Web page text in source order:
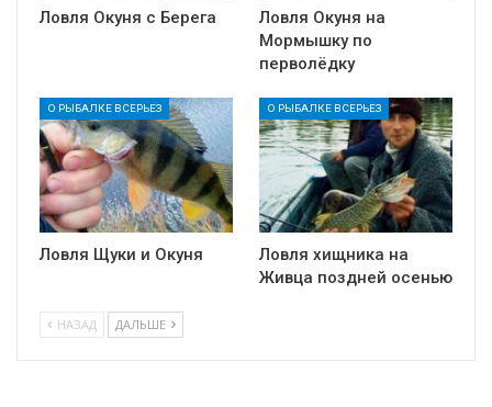
Ловля Окуня с Берега
Ловля Окуня на
Мормышку по
перволёдку
О РЫБАЛКЕ ВСЕРЬЕЗ
Ловля Щуки и Окуня
О РЫБАЛКЕ ВСЕРЬЕЗ
Ловля хищника на
Живца поздней осенью
НАЗАД ДАЛЬШЕ